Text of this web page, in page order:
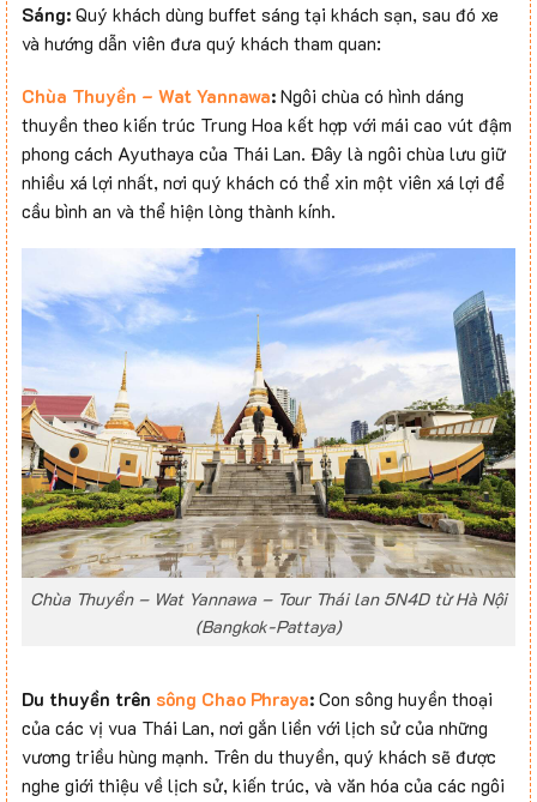
Sáng: Quý khách dùng buffet sáng tại khách sạn, sau đó xe
và hướng dẫn viên đưa quý khách tham quan:
Chùa Thuyền – Wat Yannawa: Ngôi chùa có hình dáng
thuyền theo kiến trúc Trung Hoa kết hợp với mái cao vút đậm
phong cách Ayuthaya của Thái Lan. Đây là ngôi chùa lưu giữ
nhiều xá lợi nhất, nơi quý khách có thể xin một viên xá lợi để
cầu bình an và thể hiện lòng thành kính.
Chùa Thuyền – Wat Yannawa – Tour Thái lan 5N4D từ Hà Nội
(Bangkok-Pattaya)
Du thuyền trên sông Chao Phraya: Con sông huyền thoại
của các vị vua Thái Lan, nơi gắn liền với lịch sử của những
vương triều hùng mạnh. Trên du thuyền, quý khách sẽ được
nghe giới thiệu về lịch sử, kiến trúc, và văn hóa của các ngôi